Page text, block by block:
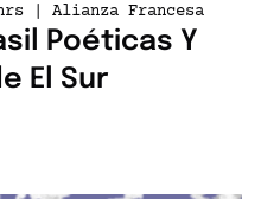
| Alianza Francesa
Poéticas Y
El Sur